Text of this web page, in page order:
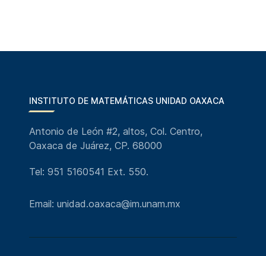
INSTITUTO DE MATEMÁTICAS UNIDAD OAXACA
Antonio de León #2, altos, Col. Centro,
Oaxaca de Juárez, CP. 68000
Tel: 951 5160541 Ext. 550.
Email: unidad.oaxaca@im.unam.mx